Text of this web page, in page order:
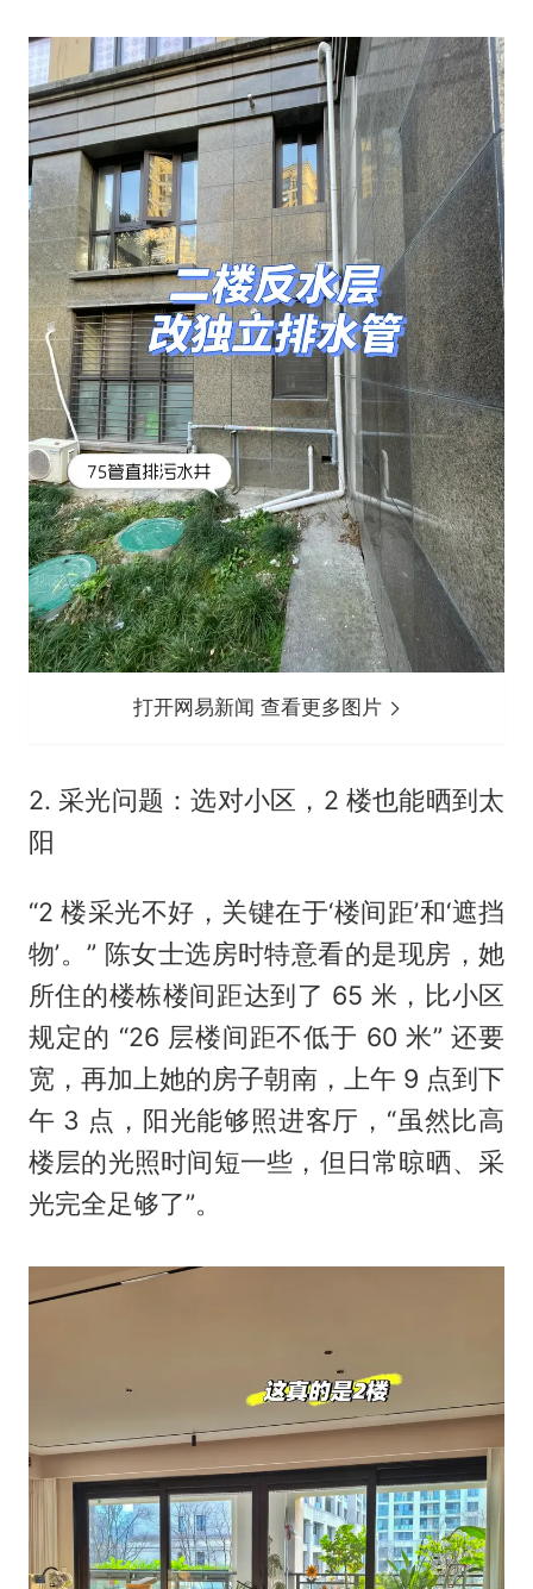
打开网易新闻 查看更多图片
2. 采光问题：选对小区，2 楼也能晒到太
阳
“2 楼采光不好，关键在于‘楼间距’和‘遮挡
物’。” 陈女士选房时特意看的是现房，她
所住的楼栋楼间距达到了 65 米，比小区
规定的 “26 层楼间距不低于 60 米” 还要
宽，再加上她的房子朝南，上午 9 点到下
午 3 点，阳光能够照进客厅，“虽然比高
楼层的光照时间短一些，但日常晾晒、采
光完全足够了”。